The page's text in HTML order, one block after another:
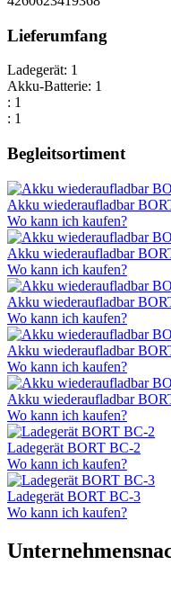
Lieferumfang
Ladegerät: 1
Akku-Batterie: 1
: 1
: 1
Begleitsortiment
Akku wiederaufladbar
Wo kann ich kaufen?
Akku wiederaufladbar
Wo kann ich kaufen?
Akku wiederaufladbar
Wo kann ich kaufen?
Akku wiederaufladbar
Wo kann ich kaufen?
Akku wiederaufladbar
Wo kann ich kaufen?
Ladegerät BORT BC-2
Wo kann ich kaufen?
Ladegerät BORT BC-3
Wo kann ich kaufen?